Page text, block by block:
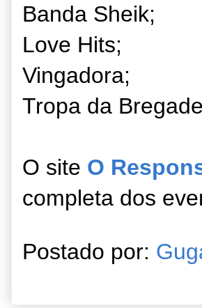
Banda Sheik;
Love Hits;
Vingadora;
Tropa da
O site O
completa dos
Postado por: